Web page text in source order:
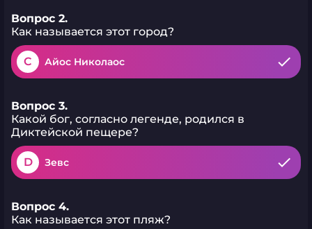
Вопрос 2.
Как называется этот город?
C Айос Николаос
Вопрос 3.
Какой бог, согласно легенде, родился в
Диктейской пещере?
D Зевс
Вопрос 4.
Как называется этот пляж?